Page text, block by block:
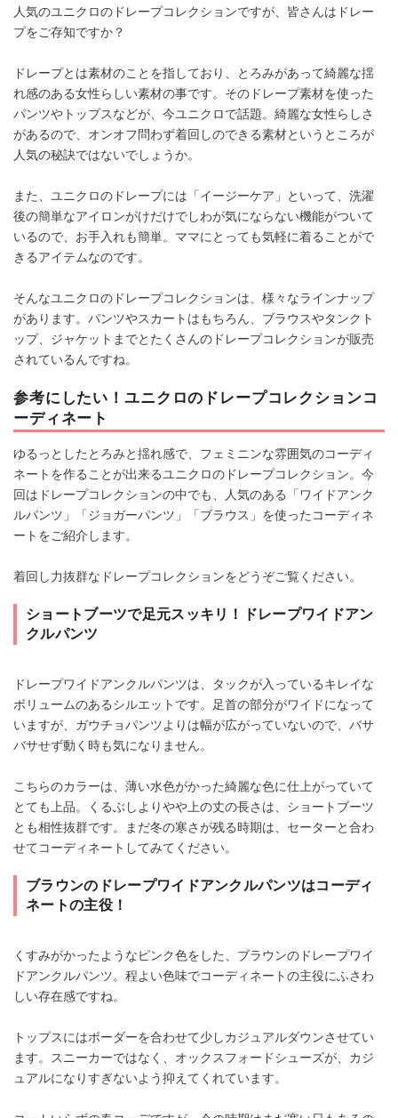
人気のユニクロのドレープコレクションですが、皆さんはドレー
プをご存知ですか？
ドレープとは素材のことを指しており、とろみがあって綺麗な揺
れ感のある女性らしい素材の事です。そのドレープ素材を使った
パンツやトップスなどが、今ユニクロで話題。綺麗な女性らしさ
があるので、オンオフ問わず着回しのできる素材というところが
人気の秘訣ではないでしょうか。
また、ユニクロのドレープには「イージーケア」といって、洗濯
後の簡単なアイロンがけだけでしわが気にならない機能がついて
いるので、お手入れも簡単。ママにとっても気軽に着ることがで
きるアイテムなのです。
そんなユニクロのドレープコレクションは、様々なラインナップ
があります。パンツやスカートはもちろん、ブラウスやタンクト
ップ、ジャケットまでとたくさんのドレープコレクションが販売
されているんですね。
参考にしたい！ユニクロのドレープコレクションコ
ーディネート
ゆるっとしたとろみと揺れ感で、フェミニンな雰囲気のコーディ
ネートを作ることが出来るユニクロのドレープコレクション。今
回はドレープコレクションの中でも、人気のある「ワイドアンク
ルパンツ」「ジョガーパンツ」「ブラウス」を使ったコーディネ
ートをご紹介します。
着回し力抜群なドレープコレクションをどうぞご覧ください。
ショートブーツで足元スッキリ！ドレープワイドアン
クルパンツ
ドレープワイドアンクルパンツは、タックが入っているキレイな
ボリュームのあるシルエットです。足首の部分がワイドになって
いますが、ガウチョパンツよりは幅が広がっていないので、バサ
バサせず動く時も気になりません。
こちらのカラーは、薄い水色がかった綺麗な色に仕上がっていて
とても上品。くるぶしよりやや上の丈の長さは、ショートブーツ
とも相性抜群です。まだ冬の寒さが残る時期は、セーターと合わ
せてコーディネートしてみてください。
ブラウンのドレープワイドアンクルパンツはコーディ
ネートの主役！
くすみがかったようなピンク色をした、ブラウンのドレープワイ
ドアンクルパンツ。程よい色味でコーディネートの主役にふさわ
しい存在感ですね。
トップスにはボーダーを合わせて少しカジュアルダウンさせてい
ます。スニーカーではなく、オックスフォードシューズが、カジ
ュアルになりすぎないよう抑えてくれています。